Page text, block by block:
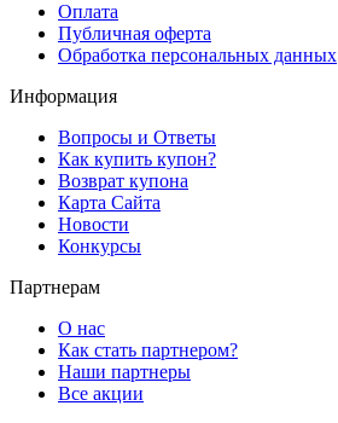
Оплата
Публичная оферта
Обработка персональных данных
Информация
Вопросы и Ответы
Как купить купон?
Возврат купона
Карта Сайта
Новости
Конкурсы
Партнерам
О нас
Как стать партнером?
Наши партнеры
Все акции